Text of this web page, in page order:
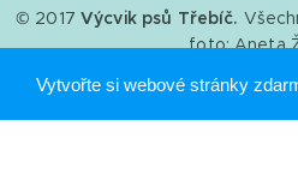
© 2017 Výcvik psů Třebíč.
foto: Aneta
Vytvořeno
Vytvořte si webové stránky